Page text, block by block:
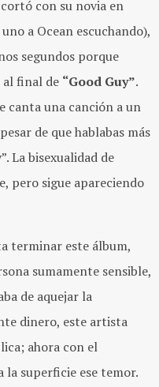
con su novia en
a Ocean escuchando),
segundos porque
al final de “Good Guy”.
canta una canción a un
de que hablabas más
La bisexualidad de
pero sigue apareciendo
terminar este álbum,
sumamente sensible,
de aquejar la
dinero, este artista
ahora con el
la superficie ese temor.